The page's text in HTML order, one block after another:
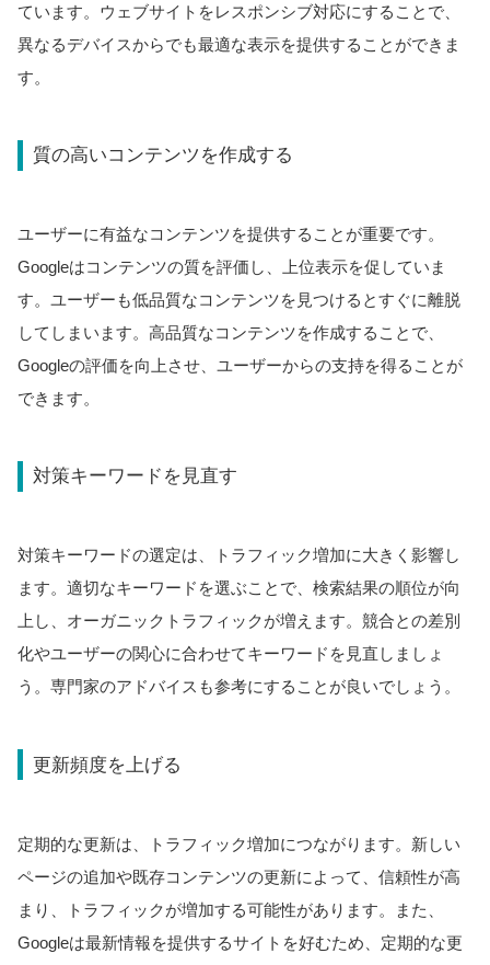
ています。ウェブサイトをレスポンシブ対応にすることで、
異なるデバイスからでも最適な表示を提供することができま
す。
質の高いコンテンツを作成する
ユーザーに有益なコンテンツを提供することが重要です。
Googleはコンテンツの質を評価し、上位表示を促していま
す。ユーザーも低品質なコンテンツを見つけるとすぐに離脱
してしまいます。高品質なコンテンツを作成することで、
Googleの評価を向上させ、ユーザーからの支持を得ることが
できます。
対策キーワードを見直す
対策キーワードの選定は、トラフィック増加に大きく影響し
ます。適切なキーワードを選ぶことで、検索結果の順位が向
上し、オーガニックトラフィックが増えます。競合との差別
化やユーザーの関心に合わせてキーワードを見直しましょ
う。専門家のアドバイスも参考にすることが良いでしょう。
更新頻度を上げる
定期的な更新は、トラフィック増加につながります。新しい
ページの追加や既存コンテンツの更新によって、信頼性が高
まり、トラフィックが増加する可能性があります。また、
Googleは最新情報を提供するサイトを好むため、定期的な更